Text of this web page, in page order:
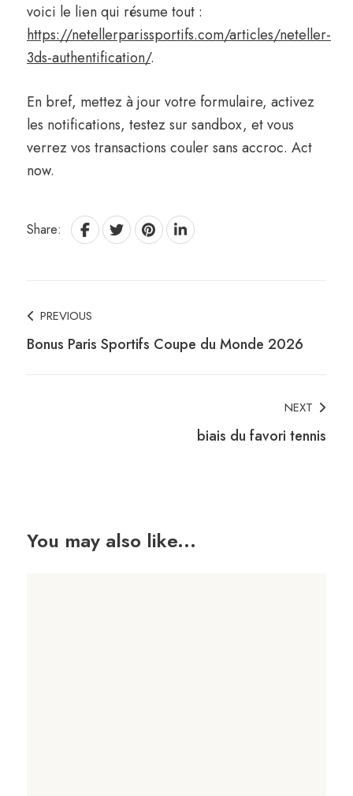
voici le lien qui résume tout :
https://netellerparissportifs.com/articles/neteller-
3ds-authentification/.
En bref, mettez à jour votre formulaire, activez
les notifications, testez sur sandbox, et vous
verrez vos transactions couler sans accroc. Act
now.
Share:
Post
PREVIOUS
Bonus Paris Sportifs Coupe du Monde 2026
NEXT
biais du favori tennis
You may also like...